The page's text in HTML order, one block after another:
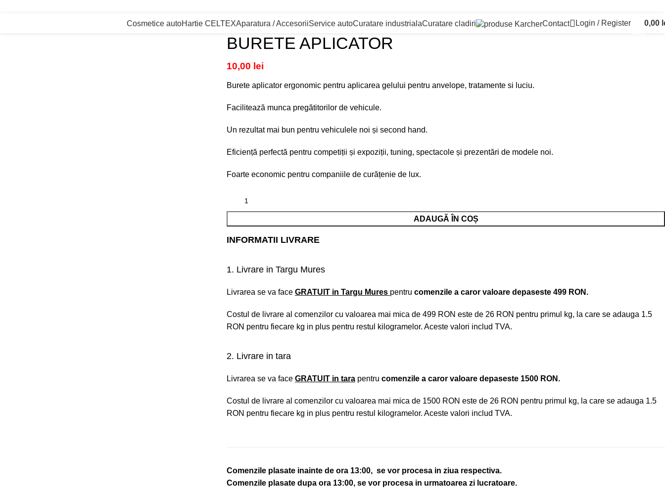
Cosmetice autoHartie CELTEXAparatura / AccesoriiService autoCuratare industrialaCuratare cladiri Contact Login / Register 0,00
BURETE APLICATOR
10,00 lei
Burete aplicator ergonomic pentru aplicarea gelului pentru anvelope, tratamente si luciu.
Facilitează munca pregătitorilor de vehicule.
Un rezultat mai bun pentru vehiculele noi și second hand.
Eficiență perfectă pentru competiții și expoziții, tuning, spectacole și prezentări de modele noi.
Foarte economic pentru companiile de curățenie de lux.
ADAUGĂ ÎN COȘ
INFORMATII LIVRARE
1. Livrare in Targu Mures
Livrarea se va face GRATUIT in Targu Mures pentru comenzile a caror valoare depaseste 499 RON.
Costul de livrare al comenzilor cu valoarea mai mica de 499 RON este de 26 RON pentru primul kg, la care se adauga 1.5
RON pentru fiecare kg in plus pentru restul kilogramelor. Aceste valori includ TVA.
2. Livrare in tara
Livrarea se va face GRATUIT in tara pentru comenzile a caror valoare depaseste 1500 RON.
Costul de livrare al comenzilor cu valoarea mai mica de 1500 RON este de 26 RON pentru primul kg, la care se adauga 1.5
RON pentru fiecare kg in plus pentru restul kilogramelor. Aceste valori includ TVA.
Comenzile plasate inainte de ora 13:00, se vor procesa in ziua respectiva.
Comenzile plasate dupa ora 13:00, se vor procesa in urmatoarea zi lucratoare.